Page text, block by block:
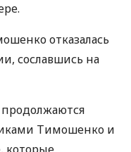
отказалась
сославшись на
Тимошенко и